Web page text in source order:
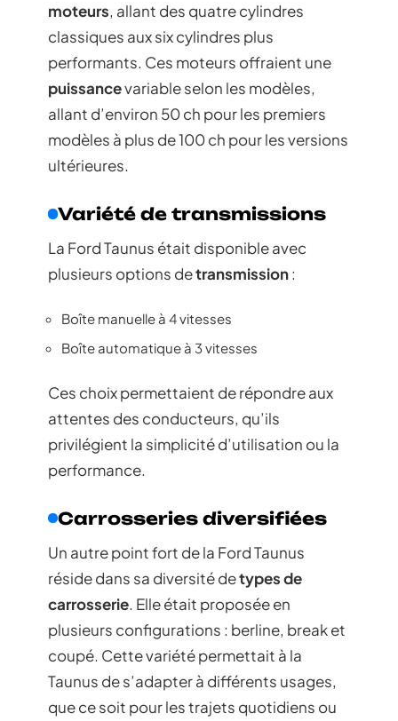
moteurs, allant des quatre cylindres
classiques aux six cylindres plus
performants. Ces moteurs offraient une
puissancevariable selon les modèles,
allant d’environ 50 ch pour les premiers
modèles à plus de 100 ch pour les versions
ultérieures.
Variété de transmissions
La Ford Taunus était disponible avec
plusieurs options detransmission:
Boîte manuelle à 4 vitesses
Boîte automatique à 3 vitesses
Ces choix permettaient de répondre aux
attentes des conducteurs, qu’ils
privilégient la simplicité d’utilisation ou la
performance.
Carrosseries diversifiées
Un autre point fort de la Ford Taunus
réside dans sa diversité detypes de
carrosserie. Elle était proposée en
plusieurs configurations : berline, break et
coupé. Cette variété permettait à la
Taunus de s’adapter à différents usages,
que ce soit pour les trajets quotidiens ou